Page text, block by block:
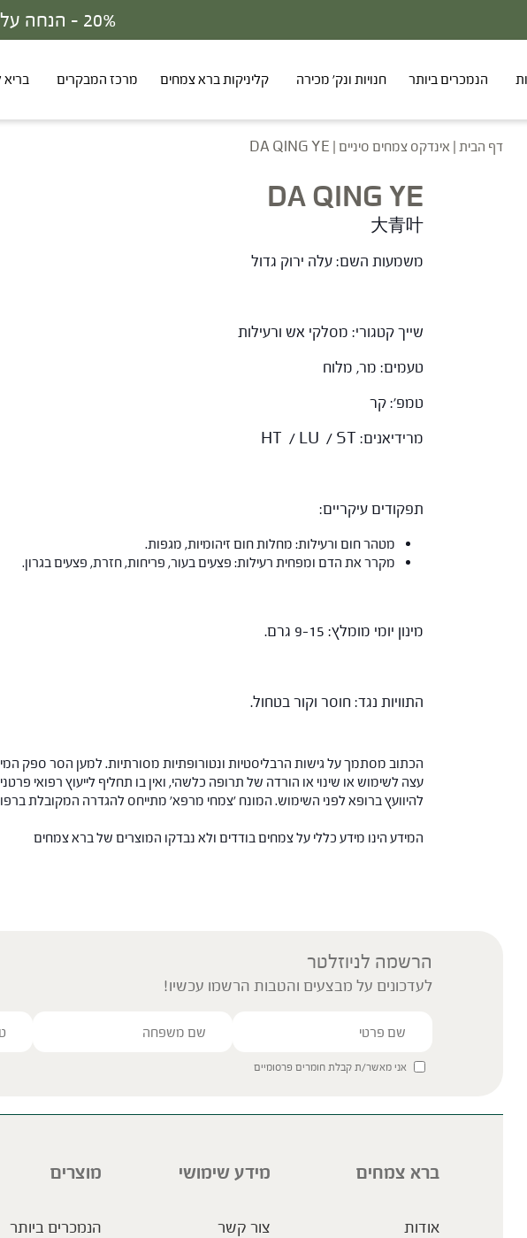
20% - הנחה על סדרת הפטריות ברכישת 2 מוצרים
הנמכרים ביותר חנויות ונק' מכירה קליניקות ברא צמחים מרכז המבקרים
דף הבית | אינדקס צמחים סיניים |
DA QING YE
DA QING YE
大青叶
משמעות השם: עלה ירוק גדול
שייך קטגורי: מסלקי אש ורעילות
טעמים: מר, מלוח
טמפ': קר
מרידיאנים: HT / LU / ST
תפקודים עיקריים:
מטהר חום ורעילות: מחלות חום זיהומיות, מגפות.
מקרר את הדם ומפחית רעילות: פצעים בעור, פריחות, חזרת, פצעים בגרון.
מינון יומי מומלץ: 9-15 גרם.
התוויות נגד: חוסר וקור בטחול.
הכתוב מסתמך על גישות הרבליסטיות ונטורופתיות מסורתיות. למען הסר ספק
עצה לשימוש או שינוי או הורדה של תרופה כלשהי, ואין בו תחליף לייעוץ רפואי
להיוועץ ברופא לפני השימוש. המונח 'צמחי מרפא' מתייחס להגדרה המקובלת
המידע הינו מידע כללי על צמחים בודדים ולא נבדקו המוצרים של ברא צמחים
הרשמה לניוזלטר
לעדכונים על מבצעים והטבות הרשמו עכשיו!
אני מאשר/ת קבלת חומרים פרסומיים
ברא צמחים
אודות
מידע שימושי
צור קשר
מוצרים
הנמכרים ביותר